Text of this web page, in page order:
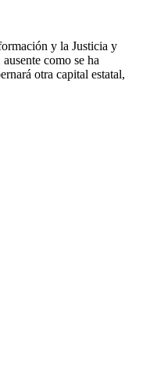
y la Justicia y
como se ha
otra capital estatal,